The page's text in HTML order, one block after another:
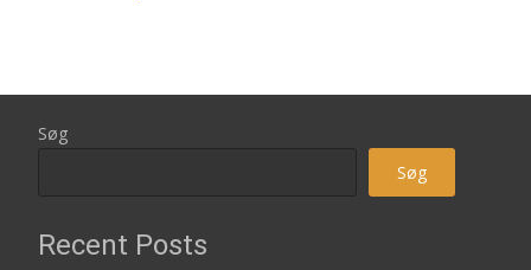
Søg
Søg
Recent Posts